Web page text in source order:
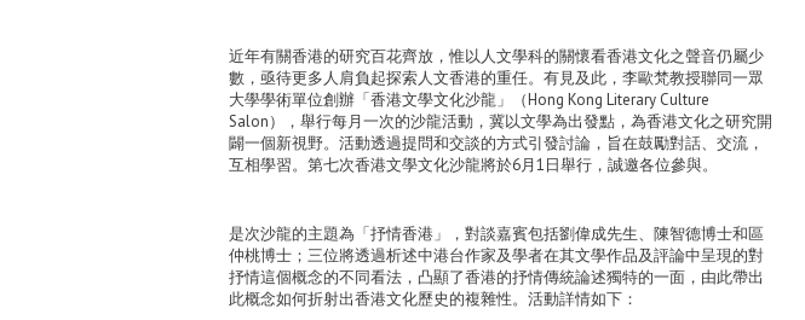
近年有關香港的研究百花齊放，惟以人文學科的關懷看香港文化之聲音仍屬少
數，亟待更多人肩負起探索人文香港的重任。有見及此，李歐梵教授聯同一眾
大學學術單位創辦「香港文學文化沙龍」（Hong Kong Literary Culture
Salon），舉行每月一次的沙龍活動，冀以文學為出發點，為香港文化之研究開
闢一個新視野。活動透過提問和交談的方式引發討論，旨在鼓勵對話、交流，
互相學習。第七次香港文學文化沙龍將於6月1日舉行，誠邀各位參與。
是次沙龍的主題為「抒情香港」，對談嘉賓包括劉偉成先生、陳智德博士和區
仲桃博士；三位將透過析述中港台作家及學者在其文學作品及評論中呈現的對
抒情這個概念的不同看法，凸顯了香港的抒情傳統論述獨特的一面，由此帶出
此概念如何折射出香港文化歷史的複雜性。活動詳情如下：